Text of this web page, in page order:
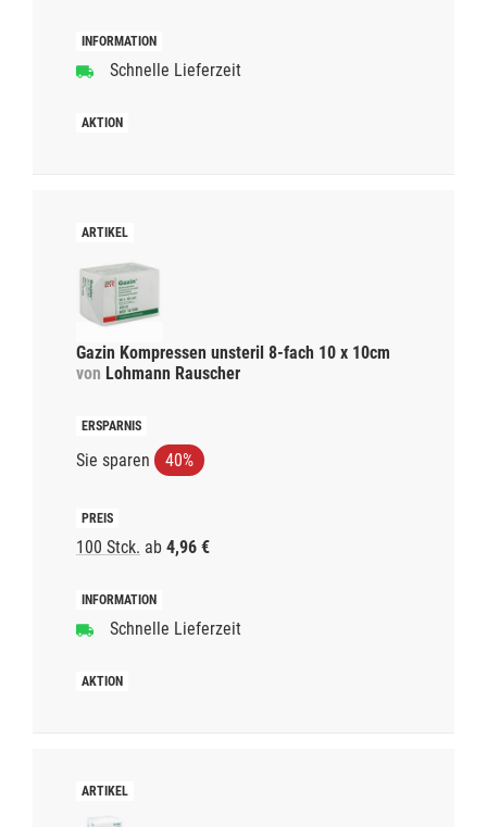
Schnelle Lieferzeit
Gazin Kompressen unsteril 8-fach 10 x 10cm
von Lohmann Rauscher
Sie sparen 40%
100 Stck. ab 4,96 €
Schnelle Lieferzeit